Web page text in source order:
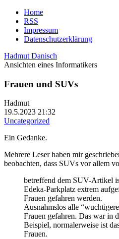
Home
RSS
Impressum
Datenschutzerklärung
Hadmut Danisch
Ansichten eines Informatikers
Frauen und SUVs
Hadmut
19.5.2023 21:32
Uncategorized
Ein Gedanke.
Mehrere Leser haben mir
beobachten, dass SUVs vor allem
betreffend dem SUV-Artikel
Edeka-Parkplatz extrem
Frauen gefahren werden.
Ausnahmslos alle
Frauen gefahren. Das war in
Beispiel, normalerweise ist
Frauen.